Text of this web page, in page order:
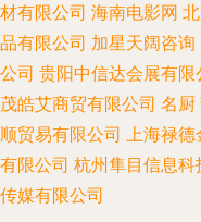
材有限公司 海南电影网
品有限公司 加星天阔咨询
公司 贵阳中信达会展有限
茂皓艾商贸有限公司 名厨
顺贸易有限公司 上海禄德
有限公司 杭州隼目信息科
传媒有限公司